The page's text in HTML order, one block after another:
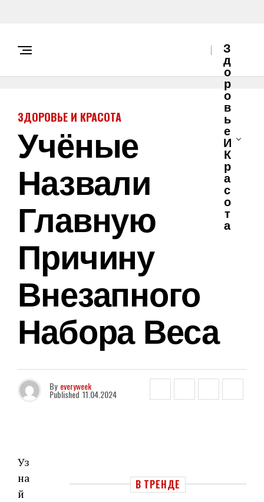
З
Д
О
Р
О
В
Ь
Е
И
К
Р
А
С
О
Т
А
ЗДОРОВЬЕ И КРАСОТА
Учёные
Назвали
Главную
Причину
Внезапного
Набора Веса
By everyweek
Published 11.04.2024
Уз
на
й
В ТРЕНДЕ